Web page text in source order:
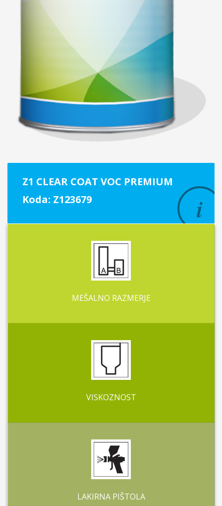
Z1 CLEAR COAT VOC PREMIUM
Koda: Z123679
MEŠALNO RAZMERJE
VISKOZNOST
LAKIRNA PIŠTOLA